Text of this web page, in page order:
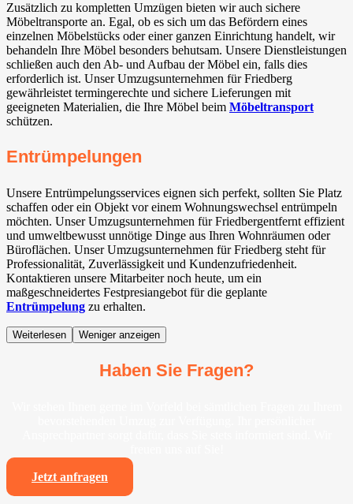
Zusätzlich zu kompletten Umzügen bieten wir auch sichere
Möbeltransporte an. Egal, ob es sich um das Befördern eines
einzelnen Möbelstücks oder einer ganzen Einrichtung handelt, wir
behandeln Ihre Möbel besonders behutsam. Unsere Dienstleistungen
schließen auch den Ab- und Aufbau der Möbel ein, falls dies
erforderlich ist. Unser Umzugsunternehmen für Friedberg
gewährleistet termingerechte und sichere Lieferungen mit
geeigneten Materialien, die Ihre Möbel beim Möbeltransport
schützen.
Entrümpelungen
Unsere Entrümpelungsservices eignen sich perfekt, sollten Sie Platz
schaffen oder ein Objekt vor einem Wohnungswechsel entrümpeln
möchten. Unser Umzugsunternehmen für Friedbergentfernt effizient
und umweltbewusst unnötige Dinge aus Ihren Wohnräumen oder
Büroflächen. Unser Umzugsunternehmen für Friedberg steht für
Professionalität, Zuverlässigkeit und Kundenzufriedenheit.
Kontaktieren unsere Mitarbeiter noch heute, um ein
maßgeschneidertes Festpresiangebot für die geplante
Entrümpelung zu erhalten.
Weiterlesen Weniger anzeigen
Haben Sie Fragen?
Jetzt anfragen